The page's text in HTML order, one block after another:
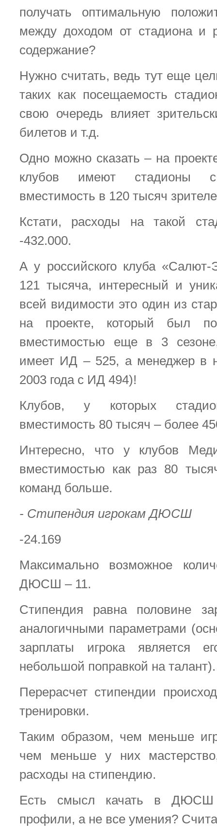
получать оптимальную
между доходом от стадиона и
содержание?
Нужно считать, ведь тут еще
таких как посещаемость
свою очередь влияет
билетов и т.д.
Одно можно сказать – на
клубов имеют стадионы с
вместимость в 120 тысяч
Кстати, расходы на такой
-432.000.
А у российского клуба «Салют-
121 тысяча, интересный и
всей видимости это один из
на проекте, который был
вместимостью еще в 3
имеет ИД – 525, а менеджер в
2003 года с ИД 494)!
Клубов, у которых
вместимость 80 тысяч – более
Интересно, что у клубов
вместимостью как раз 80
команд больше.
- Стипендия игрокам ДЮСШ
-24.169
Максимально возможное
ДЮСШ – 11.
Стипендия равна половине
аналогичными параметрами
зарплаты игрока является
небольшой поправкой на талант).
Перерасчет стипендии
тренировки.
Таким образом, чем меньше
чем меньше у них
расходы на стипендию.
Есть смысл качать в ДЮСШ
профили, а не все умения?